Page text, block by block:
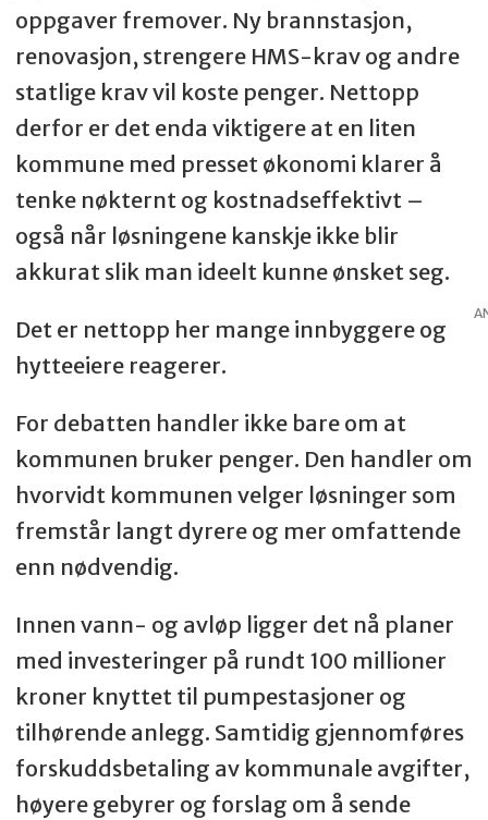
oppgaver fremover. Ny brannstasjon,
renovasjon, strengere HMS-krav og andre
statlige krav vil koste penger. Nettopp
derfor er det enda viktigere at en liten
kommune med presset økonomi klarer å
tenke nøkternt og kostnadseffektivt –
også når løsningene kanskje ikke blir
akkurat slik man ideelt kunne ønsket seg.
Det er nettopp her mange innbyggere og
hytteeiere reagerer.
For debatten handler ikke bare om at
kommunen bruker penger. Den handler om
hvorvidt kommunen velger løsninger som
fremstår langt dyrere og mer omfattende
enn nødvendig.
Innen vann- og avløp ligger det nå planer
med investeringer på rundt 100 millioner
kroner knyttet til pumpestasjoner og
tilhørende anlegg. Samtidig gjennomføres
forskuddsbetaling av kommunale avgifter,
høyere gebyrer og forslag om å sende